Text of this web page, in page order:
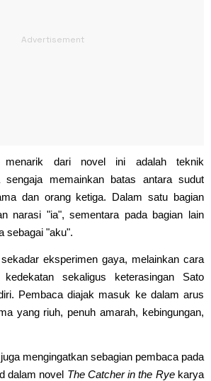
dari novel ini adalah teknik
sengaja memainkan batas antara sudut
dan orang ketiga. Dalam satu bagian
narasi "ia", sementara pada bagian lain
sebagai "aku".
eksperimen gaya, melainkan cara
kedekatan sekaligus keterasingan Sato
Pembaca diajak masuk ke dalam arus
yang riuh, penuh amarah, kebingungan,
mengingatkan sebagian pembaca pada
dalam novel The Catcher in the Ryekarya